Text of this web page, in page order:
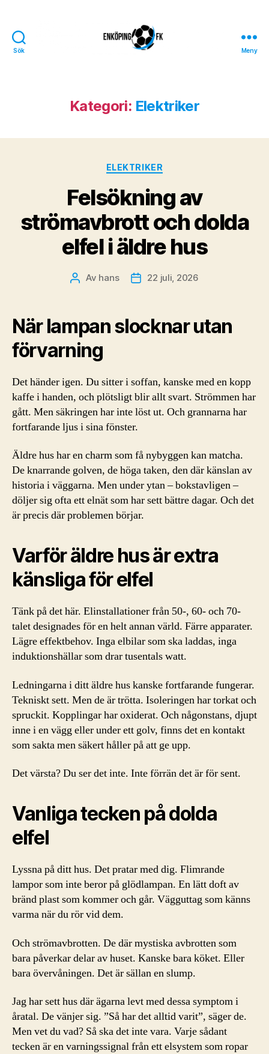
Sök Meny
Kategori: Elektriker
Kategorier
ELEKTRIKER
Felsökning av
strömavbrott och dolda
elfel i äldre hus
Inläggsförfattare
Av hans Inläggsdatum
22 juli, 2026
När lampan slocknar utan
förvarning
Det händer igen. Du sitter i soffan, kanske med en kopp
kaffe i handen, och plötsligt blir allt svart. Strömmen har
gått. Men säkringen har inte löst ut. Och grannarna har
fortfarande ljus i sina fönster.
Äldre hus har en charm som få nybyggen kan matcha.
De knarrande golven, de höga taken, den där känslan av
historia i väggarna. Men under ytan – bokstavligen –
döljer sig ofta ett elnät som har sett bättre dagar. Och det
är precis där problemen börjar.
Varför äldre hus är extra
känsliga för elfel
Tänk på det här. Elinstallationer från 50-, 60- och 70-
talet designades för en helt annan värld. Färre apparater.
Lägre effektbehov. Inga elbilar som ska laddas, inga
induktionshällar som drar tusentals watt.
Ledningarna i ditt äldre hus kanske fortfarande fungerar.
Tekniskt sett. Men de är trötta. Isoleringen har torkat och
spruckit. Kopplingar har oxiderat. Och någonstans, djupt
inne i en vägg eller under ett golv, finns det en kontakt
som sakta men säkert håller på att ge upp.
Det värsta? Du ser det inte. Inte förrän det är för sent.
Vanliga tecken på dolda
elfel
Lyssna på ditt hus. Det pratar med dig. Flimrande
lampor som inte beror på glödlampan. En lätt doft av
bränd plast som kommer och går. Vägguttag som känns
varma när du rör vid dem.
Och strömavbrotten. De där mystiska avbrotten som
bara påverkar delar av huset. Kanske bara köket. Eller
bara övervåningen. Det är sällan en slump.
Jag har sett hus där ägarna levt med dessa symptom i
åratal. De vänjer sig. ”Så har det alltid varit”, säger de.
Men vet du vad? Så ska det inte vara. Varje sådant
tecken är en varningssignal från ett elsystem som ropar